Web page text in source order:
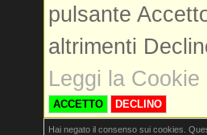
pulsante
altrimenti
Leggi la Cookie
ACCETTO DECLINO
Hai negato il consenso sui cookies.